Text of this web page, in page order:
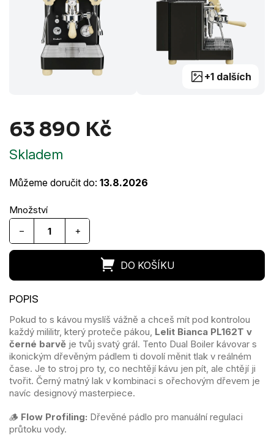
+1 dalších
63 890 Kč
Skladem
Můžeme doručit do: 13.8.2026
+
−
Pokud to s kávou myslíš vážně a chceš mít pod kontrolou
každý mililitr, který proteče pákou, Lelit Bianca PL162T v
černé barvě je tvůj svatý grál. Tento Dual Boiler kávovar s
ikonickým dřevěným pádlem ti dovolí měnit tlak v reálném
čase. Je to stroj pro ty, co nechtějí kávu jen pít, ale chtějí ji
tvořit. Černý matný lak v kombinaci s ořechovým dřevem je
navíc designový masterpiece.
🪵 Flow Profiling: Dřevěné pádlo pro manuální regulaci
průtoku vody.